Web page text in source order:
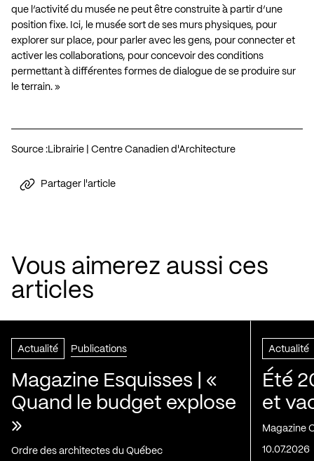
que l’activité du musée ne peut être construite à partir d’une
position fixe. Ici, le musée sort de ses murs physiques, pour
explorer sur place, pour parler avec les gens, pour connecter et
activer les collaborations, pour concevoir des conditions
permettant à différentes formes de dialogue de se produire sur
le terrain. »
Source : Librairie | Centre Canadien d'Architecture
Partager l'article
Vous aimerez aussi ces
articles
Actualité Publications
Magazine Esquisses | «
Quand le budget explose
»
Ordre des architectes du Québec
Actualité
Été
et
Magazine
10.07.2026